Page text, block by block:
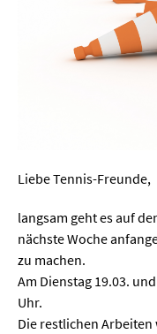
Liebe Tennis-Freunde,
langsam geht es auf
nächste Woche
zu machen.
Am Dienstag 19.03.
Uhr.
Die restlichen